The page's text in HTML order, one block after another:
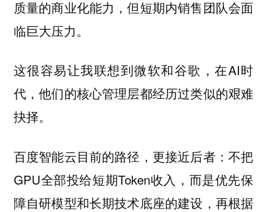
质量的商业化能力，但短期内销售团队会面
临巨大压力。
这很容易让我联想到微软和谷歌，在AI时
代，他们的核心管理层都经历过类似的艰难
抉择。
百度智能云目前的路径，更接近后者：不把
GPU全部投给短期Token收入，而是优先保
障自研模型和长期技术底座的建设，再根据